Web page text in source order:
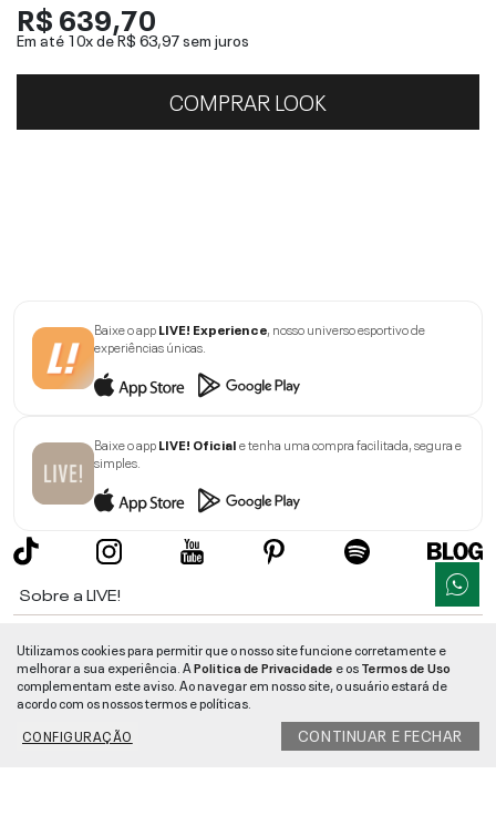
R$ 639,70
Em até 10x deR$ 63,97sem juros
COMPRAR LOOK
Baixe o appLIVE! Experience, nosso universo esportivo de
experiências únicas.
Baixe o appLIVE! Oficiale tenha uma compra facilitada, segura e
simples.
Sobre a LIVE!
Informações
Utilizamos cookies para permitir que o nosso site funcione corretamente e
melhorar a sua experiência. APolitica de Privacidade e osTermos de Uso
complementam este aviso. Ao navegar em nosso site, o usuário estará de
acordo com os nossos termos e políticas.
CONFIGURAÇÃO
CONTINUAR E FECHAR